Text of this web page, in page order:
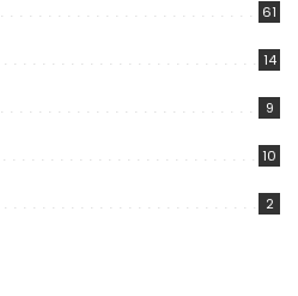
61
14
9
10
2